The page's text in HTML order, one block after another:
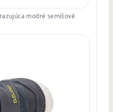
modré semišové